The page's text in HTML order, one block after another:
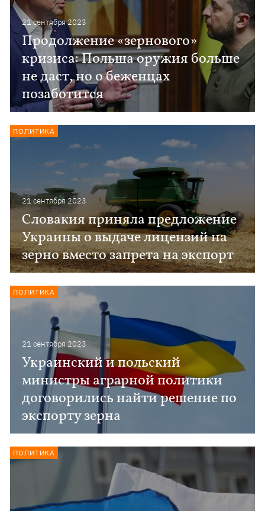
21 сентября 2023
Продолжение «зернового»
кризиса: Польша оружия больше
не даст, но о беженцах
позаботится
21 сентября 2023
Словакия приняла предложение
Украины о выдаче лицензий на
зерно вместо запрета на экспорт
ПОЛИТИКА
21 сентября 2023
Украинский и польский
министры аграрной политики
договорились найти решение по
экспорту зерна
ПОЛИТИКА
ПОЛИТИКА